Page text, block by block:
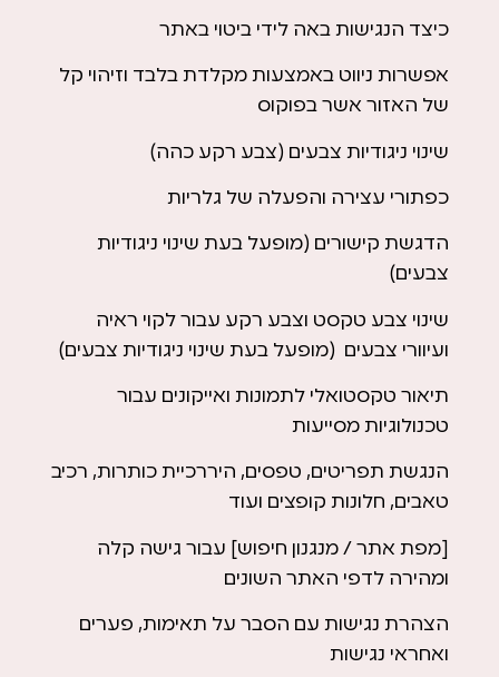
כיצד הנגישות באה לידי ביטוי באתר
אפשרות ניווט באמצעות מקלדת בלבד וזיהוי קל
של האזור אשר בפוקוס
שינוי ניגודיות צבעים (צבע רקע כהה)
כפתורי עצירה והפעלה של גלריות
הדגשת קישורים (מופעל בעת שינוי ניגודיות
צבעים)
שינוי צבע טקסט וצבע רקע עבור לקוי ראיה
ועיוורי צבעים (מופעל בעת שינוי ניגודיות צבעים)
תיאור טקסטואלי לתמונות ואייקונים עבור
טכנולוגיות מסייעות
הנגשת תפריטים, טפסים, היררכיית כותרות, רכיב
טאבים, חלונות קופצים ועוד
[מפת אתר / מנגנון חיפוש] עבור גישה קלה
ומהירה לדפי האתר השונים
הצהרת נגישות עם הסבר על תאימות, פערים
ואחראי נגישות